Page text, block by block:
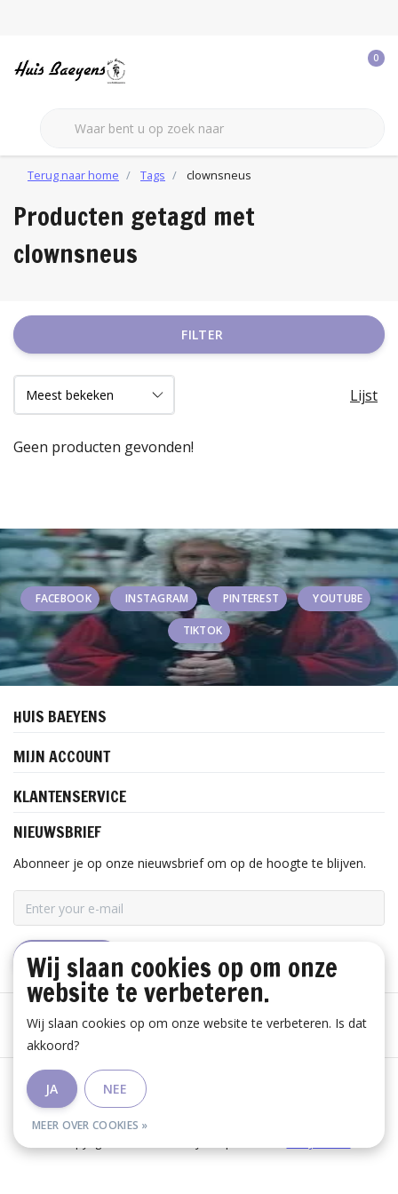
0
Terug naar home Tags clownsneus
Producten getagd met
clownsneus
FILTER
Lijst
Geen producten gevonden!
FACEBOOK INSTAGRAM PINTEREST YOUTUBE
TIKTOK
HUIS BAEYENS
MIJN ACCOUNT
KLANTENSERVICE
NIEUWSBRIEF
Abonneer je op onze nieuwsbrief om op de hoogte te blijven.
ABONNEER
Algemene voorwaarden
Wij slaan cookies op om onze
website te verbeteren.
Wij slaan cookies op om onze website te verbeteren. Is dat
akkoord?
JA NEE
MEER OVER COOKIES »